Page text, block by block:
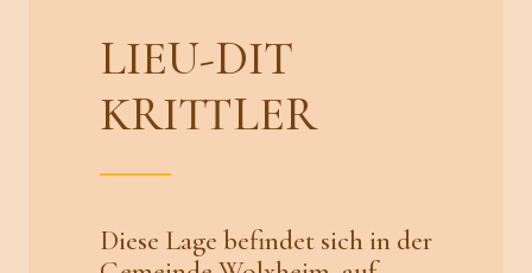
LIEU-DIT
KRITTLER
Diese Lage befindet sich in der